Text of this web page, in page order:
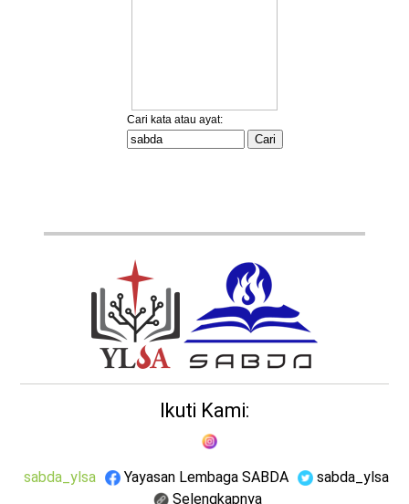
Ikuti Kami:
sabda_ylsa Yayasan Lembaga SABDA
sabda_ylsa
Selengkapnya